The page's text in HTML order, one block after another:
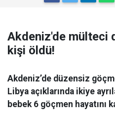
Akdeniz'de mülteci
kişi öldü!
Akdeniz’de düzensiz
Libya açıklarında ikiye
bebek 6 göçmen hayatını